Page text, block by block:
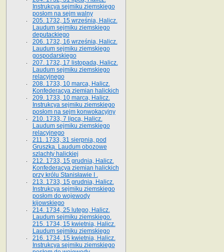
Instrukcya sejmiku ziemskiego
posłom na sejm walny
205. 1732, 15 września, Halicz.
Laudum sejmiku ziemskiego
deputackiego
206. 1732, 16 września, Halicz.
Laudum sejmiku ziemskiego
gospodarskiego
207. 1732, 17 listopada, Halicz.
Laudum sejmiku ziemskiego
relacyjnego
208. 1733, 10 marca, Halicz.
Konfederacya ziemian halickich­
209. 1733, 10 marca, Halicz.
Instrukcya sejmiku ziemskiego
posłom na sejm konwokacyjny
210. 1733, 7 lipca, Halicz.
Laudum sejmiku ziemskiego
relacyjnego
211. 1733, 31 sierpnia, pod
Gruszką. Laudum obozowe
szlachty halickiej
212. 1733, 15 grudnia, Halicz.
Konfederacya ziemian halickich
przy królu Stanisławie I .
213. 1733, 15 grudnia, Halicz.
Instrukcya sejmiku ziemskiego
posłom do wojewody
kijowskiego
214. 1734, 25 lutego, Halicz.
Laudum sejmiku ziemskiego.
215. 1734, 15 kwietnia, Halicz.
Laudum sejmiku ziemskiego
216. 1734, 15 kwietnia, Halicz.
Instrukcya sejmiku ziemskiego